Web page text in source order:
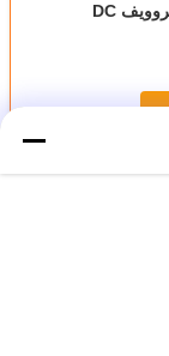
وحدة استشعار حركة الميكروويف DC